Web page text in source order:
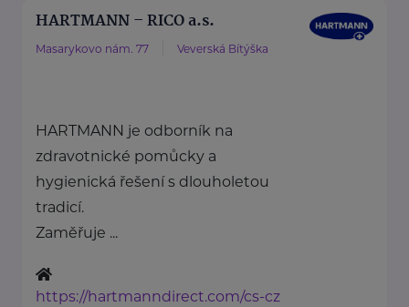
HARTMANN – RICO a.s.
Masarykovo nám. 77 Veverská Bítýška
HARTMANN je odborník na
zdravotnické pomůcky a
hygienická řešení s dlouholetou
tradicí.
Zaměřuje ...
https://hartmanndirect.com/cs-cz